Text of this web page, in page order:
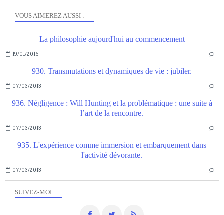
SUIVEZ-MOI
VOUS AIMEREZ AUSSI :
La philosophie aujourd'hui au commencement
19/01/2016 …
930. Transmutations et dynamiques de vie : jubiler.
07/03/2013 …
936. Négligence : Will Hunting et la problématique : une suite à
l’art de la rencontre.
07/03/2013 …
935. L'expérience comme immersion et embarquement dans
l'activité dévorante.
07/03/2013 …